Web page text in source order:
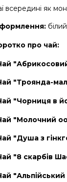
всередині як
про чай:
"Троянда-
"Чорниця в
"Молочний
"Душа з
"8 скарбів
"Альпійський